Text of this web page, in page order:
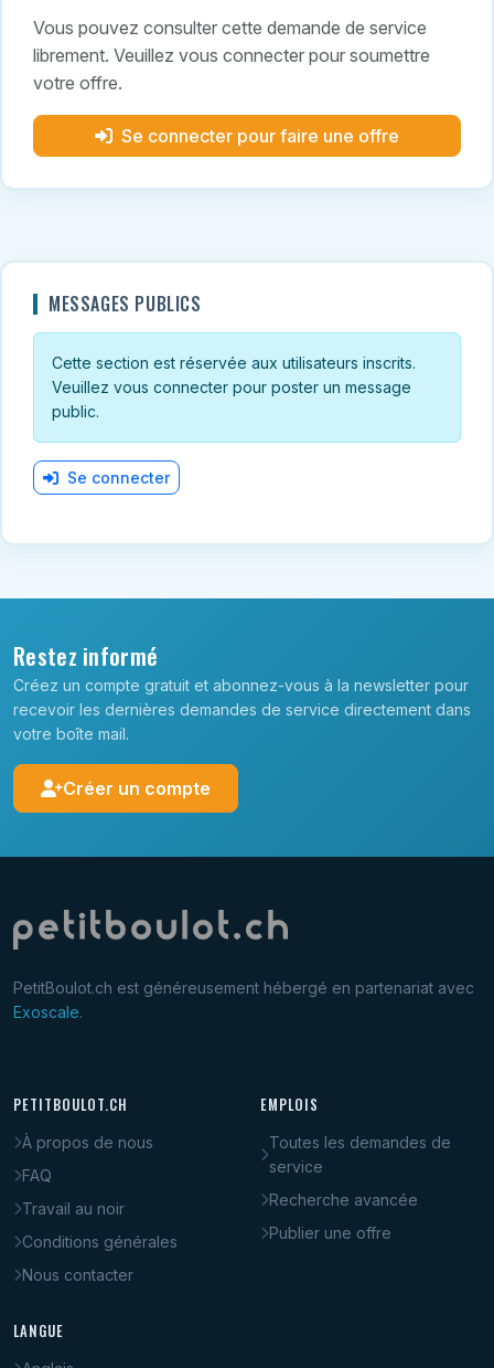
Vous pouvez consulter cette demande de service
librement. Veuillez vous connecter pour soumettre
votre offre.
Se connecter pour faire une offre
MESSAGES PUBLICS
Cette section est réservée aux utilisateurs inscrits.
Veuillez vous connecter pour poster un message
public.
Se connecter
Restez informé
Créez un compte gratuit et abonnez-vous à la newsletter pour
recevoir les dernières demandes de service directement dans
votre boîte mail.
Créer un compte
PetitBoulot.ch est généreusement hébergé en partenariat avec
Exoscale.
PETITBOULOT.CH
À propos de nous
FAQ
Travail au noir
Conditions générales
Nous contacter
EMPLOIS
Toutes les demandes de
service
Recherche avancée
Publier une offre
LANGUE